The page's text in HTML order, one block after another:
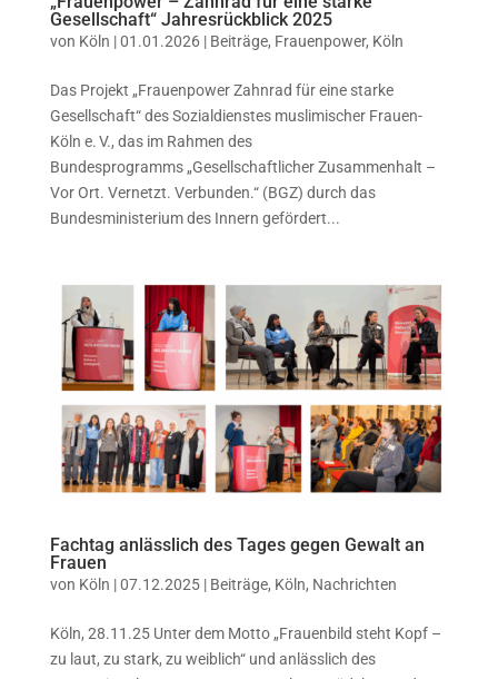
Gesellschaft“ Jahresrückblick 2025
von Köln |01.01.2026| Beiträge, Frauenpower, Köln
Das Projekt „Frauenpower Zahnrad für eine starke
Gesellschaft“ des Sozialdienstes muslimischer Frauen-
Köln e. V., das im Rahmen des
Bundesprogramms „Gesellschaftlicher Zusammenhalt –
Vor Ort. Vernetzt. Verbunden.“ (BGZ) durch das
Bundesministerium des Innern gefördert...
Fachtag anlässlich des Tages gegen Gewalt an
Frauen
von Köln |07.12.2025| Beiträge, Köln, Nachrichten
Köln, 28.11.25 Unter dem Motto „Frauenbild steht Kopf –
zu laut, zu stark, zu weiblich“ und anlässlich des